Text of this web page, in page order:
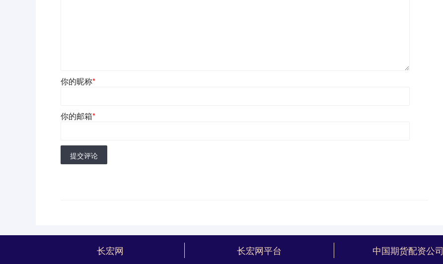
你的昵称*
你的邮箱*
提交评论
长宏网 长宏网平台 中国期货配资公司